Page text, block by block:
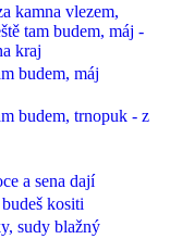
kamna vlezem,
tam budem, máj -
kraj
budem, máj
budem, trnopuk - z
a sena dají
kositi
sudy blažný